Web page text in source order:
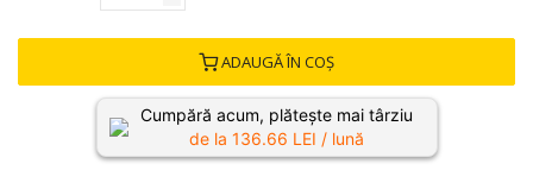
ADAUGĂ ÎN COȘ
Cumpără acum, plătește mai târziu
de la 136.66 LEI / lună